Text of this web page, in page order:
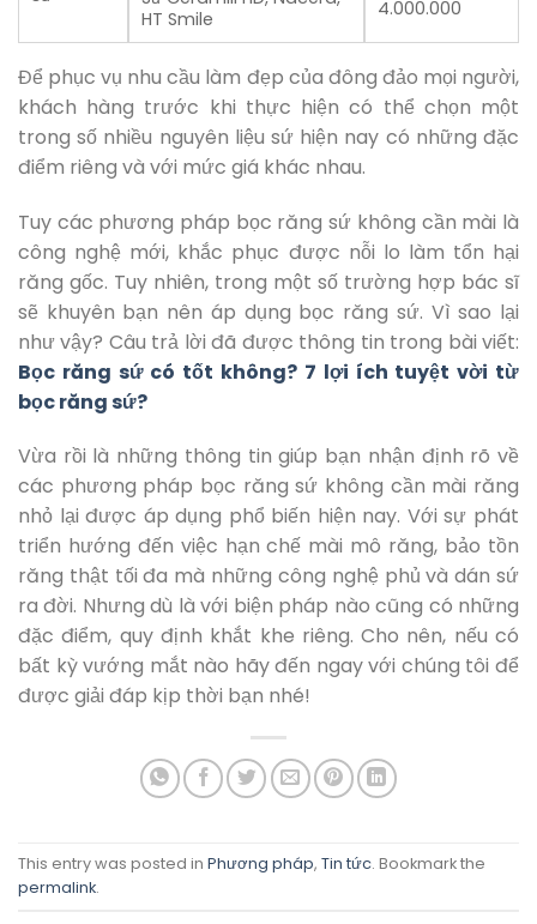
HT Smile
4.000.000
Để phục vụ nhu cầu làm đẹp của đông đảo mọi người,
khách hàng trước khi thực hiện có thể chọn một
trong số nhiều nguyên liệu sứ hiện nay có những đặc
điểm riêng và với mức giá khác nhau.
Tuy các phương pháp bọc răng sứ không cần mài là
công nghệ mới, khắc phục được nỗi lo làm tổn hại
răng gốc. Tuy nhiên, trong một số trường hợp bác sĩ
sẽ khuyên bạn nên áp dụng bọc răng sứ. Vì sao lại
như vậy? Câu trả lời đã được thông tin trong bài viết:
Bọc răng sứ có tốt không? 7 lợi ích tuyệt vời từ
bọc răng sứ?
Vừa rồi là những thông tin giúp bạn nhận định rõ về
các phương pháp bọc răng sứ không cần mài răng
nhỏ lại được áp dụng phổ biến hiện nay. Với sự phát
triển hướng đến việc hạn chế mài mô răng, bảo tồn
răng thật tối đa mà những công nghệ phủ và dán sứ
ra đời. Nhưng dù là với biện pháp nào cũng có những
đặc điểm, quy định khắt khe riêng. Cho nên, nếu có
bất kỳ vướng mắt nào hãy đến ngay với chúng tôi để
được giải đáp kịp thời bạn nhé!
This entry was posted in Phương pháp, Tin tức. Bookmark the
permalink.